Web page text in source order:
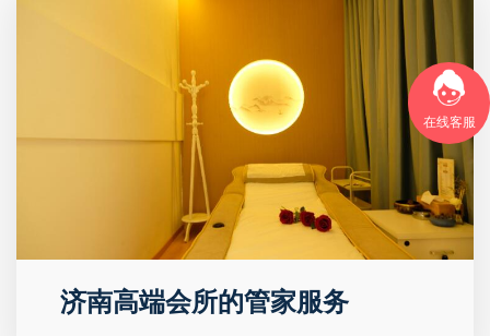
在线客服
济南高端会所的管家服务